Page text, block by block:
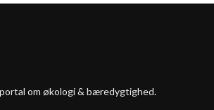
om økologi & bæredygtighed.